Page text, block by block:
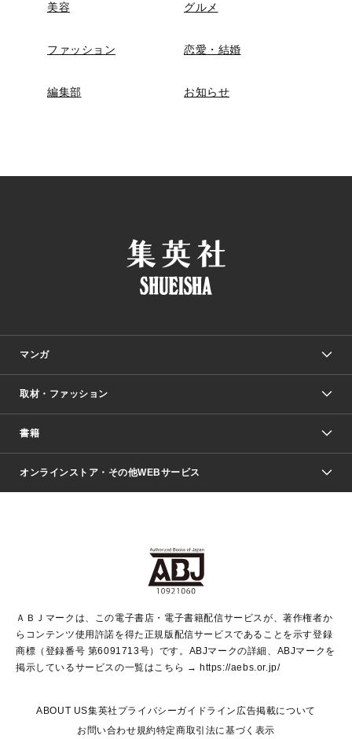
美容 グルメ
ファッション 恋愛・結婚
編集部 お知らせ
マンガ
少年マンガ
Vジャンプ
ジャンプルーキー！
ジャンプTOON
S-MANGA
集英社ジャンプリミックス
集英社コミック文庫
週刊ヤングジャンプ
ウルトラジャンプ
少女マンガ
リマコミ＋
マンガMeets
月刊オフィスユー
取材・ファッション
Seventeen
LEE
Marisol
T JAPAN:The New York Times Style Magazine
芸能・情報・スポーツ
パラスポ＋！
書籍
文芸・文庫・総合
青春と読書
アジア人物史
集英社新書
集英社新書プラス
よみタイ
ライトノベル・ノベライズ
集英社Webマガジン Cobalt
集英社オレンジ文庫
シフォン文庫
JUMP j BOOKS
集英社みらい文庫
S-KIDS.LAND
オンラインストア・その他WEBサービス
SHUEISHA MANGA-ART HERITAGE
HAPPY PLUS STORE
shueisha vox
SHOP Marisol
EDITOR'S LAB
ＡＢＪマークは、この電子書店・電子書籍配信サービスが、著作権者か
らコンテンツ使用許諾を得た正規版配信サービスであることを示す登録
商標（登録番号 第6091713号）です。ABJマークの詳細、ABJマークを
掲示しているサービスの一覧はこちら → https://aebs.or.jp/
ABOUT US集英社プライバシーガイドライン 広告掲載について
お問い合わせ規約特定商取引法に基づく表示